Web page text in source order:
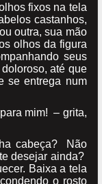
fixos na tela
castanhos,
outra, sua mão
olhos da figura
seus
até que
se entrega num
mim! – grita,
cabeça? Não
desejar ainda?
Baixa a tela
o rosto